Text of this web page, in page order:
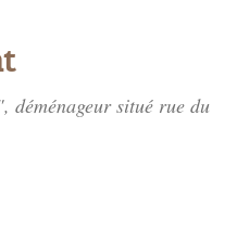
déménageur situé rue du